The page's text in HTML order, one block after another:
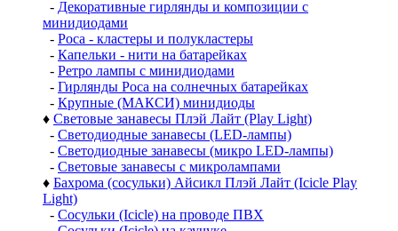
- Декоративные гирлянды и композиции с
минидиодами
- Роса - кластеры и полукластеры
- Капельки - нити на батарейках
- Ретро лампы с минидиодами
- Гирлянды Роса на солнечных батарейках
- Крупные (МАКСИ) минидиоды
♦ Световые занавесы Плэй Лайт (Play Light)
- Светодиодные занавесы (LED-лампы)
- Светодиодные занавесы (микро LED-лампы)
- Световые занавесы с микролампами
♦ Бахрома (сосульки) Айсикл Плэй Лайт (Icicle Play
Light)
- Сосульки (Icicle) на проводе ПВХ